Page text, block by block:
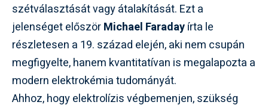
szétválasztását vagy átalakítását. Ezt a
jelenséget előszörMichael Faradayírta le
részletesen a 19. század elején, aki nem csupán
megfigyelte, hanem kvantitatívan is megalapozta a
modern elektrokémia tudományát.
Ahhoz, hogy elektrolízis végbemenjen, szükség